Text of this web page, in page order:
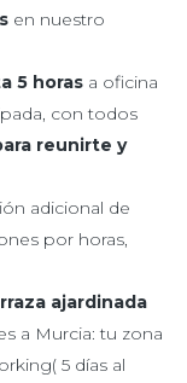
en nuestro
5 horas a oficina
con todos
reunirte y
adicional de
por horas,
ajardinada
a Murcia: tu zona
5 días al